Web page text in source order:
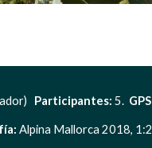
Participantes: 5.
Alpina Mallorca 2018,